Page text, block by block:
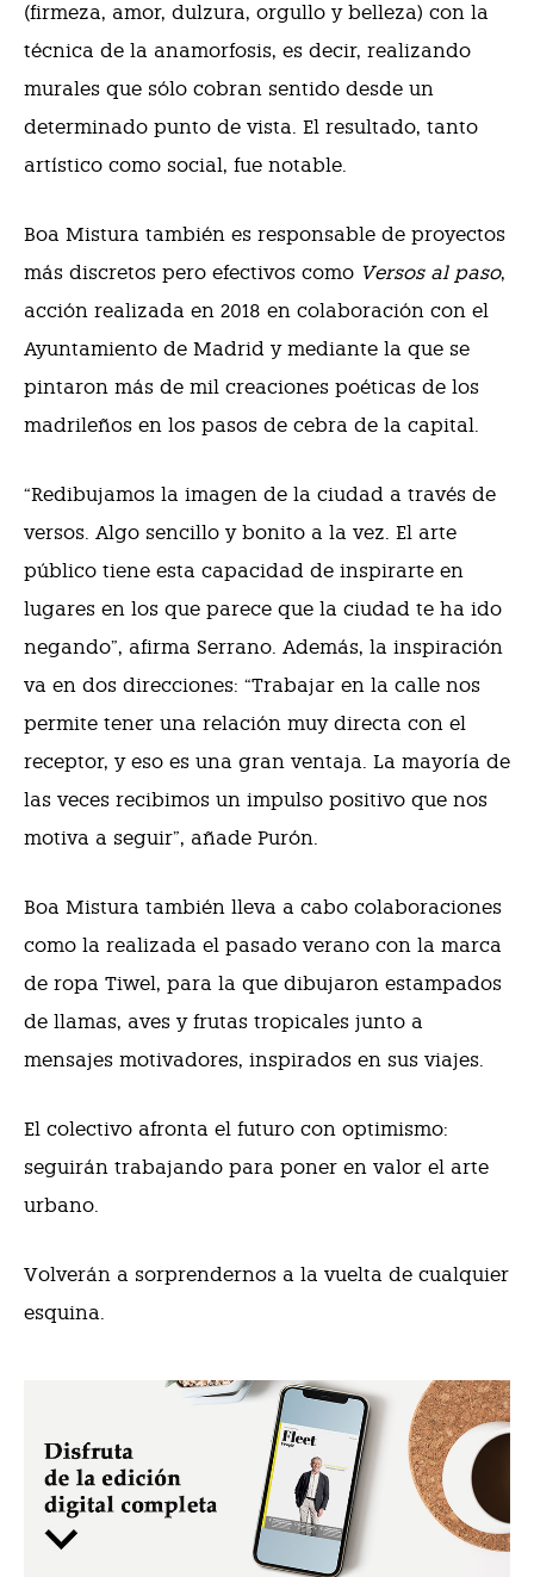
(firmeza, amor, dulzura, orgullo y belleza) con la
técnica de la anamorfosis, es decir, realizando
murales que sólo cobran sentido desde un
determinado punto de vista. El resultado, tanto
artístico como social, fue notable.
Boa Mistura también es responsable de proyectos
más discretos pero efectivos como Versos al paso,
acción realizada en 2018 en colaboración con el
Ayuntamiento de Madrid y mediante la que se
pintaron más de mil creaciones poéticas de los
madrileños en los pasos de cebra de la capital.
“Redibujamos la imagen de la ciudad a través de
versos. Algo sencillo y bonito a la vez. El arte
público tiene esta capacidad de inspirarte en
lugares en los que parece que la ciudad te ha ido
negando”, afirma Serrano. Además, la inspiración
va en dos direcciones: “Trabajar en la calle nos
permite tener una relación muy directa con el
receptor, y eso es una gran ventaja. La mayoría de
las veces recibimos un impulso positivo que nos
motiva a seguir”, añade Purón.
Boa Mistura también lleva a cabo colaboraciones
como la realizada el pasado verano con la marca
de ropa Tiwel, para la que dibujaron estampados
de llamas, aves y frutas tropicales junto a
mensajes motivadores, inspirados en sus viajes.
El colectivo afronta el futuro con optimismo:
seguirán trabajando para poner en valor el arte
urbano.
Volverán a sorprendernos a la vuelta de cualquier
esquina.